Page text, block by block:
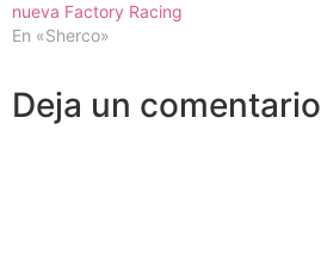
nueva Factory Racing
En «Sherco»
Deja un comentario